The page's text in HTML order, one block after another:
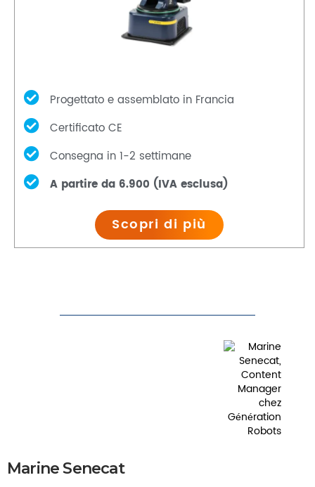
Progettato e assemblato in Francia
Certificato CE
Consegna in 1-2 settimane
A partire da 6.900 (IVA esclusa)
Scopri di più
Marine Senecat